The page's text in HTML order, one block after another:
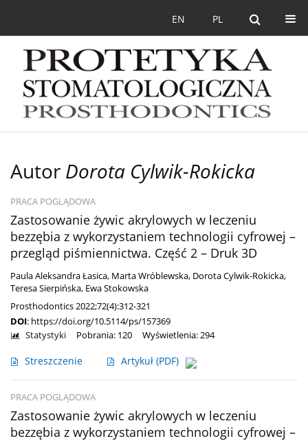
PL
EN
Autor Dorota Cylwik-Rokicka
PRACA POGLĄDOWA
Zastosowanie żywic akrylowych w leczeniu
bezzębia z wykorzystaniem technologii cyfrowej –
przegląd piśmiennictwa. Część 2 – Druk 3D
Paula Aleksandra Łasica, Marta Wróblewska, Dorota Cylwik-Rokicka,
Teresa Sierpińska, Ewa Stokowska
Prosthodontics 2022;72(4):312-321
DOI: https://doi.org/10.5114/ps/157369
Streszczenie Artykuł (PDF)
Statystyki Pobrania: 120 Wyświetlenia: 294
PRACA POGLĄDOWA
Zastosowanie żywic akrylowych w leczeniu
bezzębia z wykorzystaniem technologii cyfrowej –